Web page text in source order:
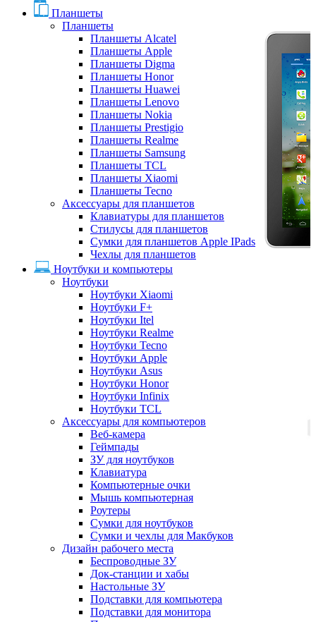
Планшеты
Планшеты
Планшеты Alcatel
Планшеты Apple
Планшеты Digma
Планшеты Honor
Планшеты Huawei
Планшеты Lenovo
Планшеты Nokia
Планшеты Prestigio
Планшеты Realme
Планшеты Samsung
Планшеты TCL
Планшеты Xiaomi
Планшеты Tecno
Аксессуары для планшетов
Клавиатуры для планшетов
Стилусы для планшетов
Сумки для планшетов Apple IPads
Чехлы для планшетов
Ноутбуки и компьютеры
Ноутбуки
Ноутбуки Xiaomi
Ноутбуки F+
Ноутбуки Itel
Ноутбуки Realme
Ноутбуки Tecno
Ноутбуки Apple
Ноутбуки Asus
Ноутбуки Honor
Ноутбуки Infinix
Ноутбуки TCL
Аксессуары для компьютеров
Веб-камера
Геймпады
ЗУ для ноутбуков
Клавиатура
Компьютерные очки
Мышь компьютерная
Роутеры
Сумки для ноутбуков
Сумки и чехлы для Макбуков
Дизайн рабочего места
Беспроводные ЗУ
Док-станции и хабы
Настольные ЗУ
Подставки для компьютера
Подставки для монитора